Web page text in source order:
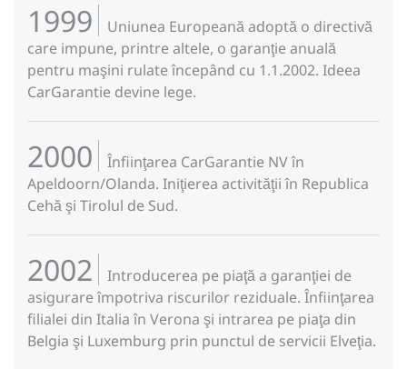
1999
Uniunea Europeană adoptă o directivă
care impune, printre altele, o garanţie anuală
pentru maşini rulate începând cu 1.1.2002. Ideea
CarGarantie devine lege.
2000
Înfiinţarea CarGarantie NV în
Apeldoorn/Olanda. Iniţierea activităţii în Republica
Cehă şi Tirolul de Sud.
2002
Introducerea pe piaţă a garanţiei de
asigurare împotriva riscurilor reziduale. Înfiinţarea
filialei din Italia în Verona şi intrarea pe piaţa din
Belgia şi Luxemburg prin punctul de servicii Elveţia.